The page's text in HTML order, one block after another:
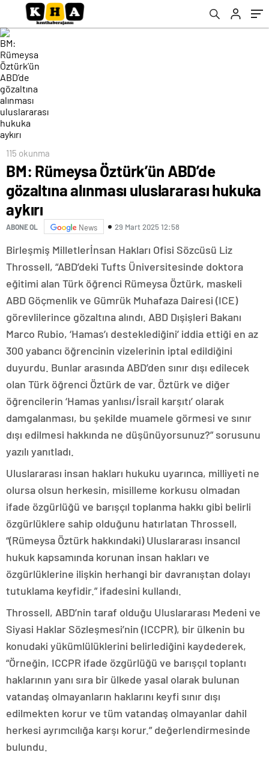
115 okunma
BM: Rümeysa Öztürk’ün ABD’de
gözaltına alınması uluslararası hukuka
aykırı
ABONE OL News 29 Mart 2025 12:58
Birleşmiş Milletlerİnsan Hakları Ofisi Sözcüsü Liz
Throssell, “ABD’deki Tufts Üniversitesinde doktora
eğitimi alan Türk öğrenci Rümeysa Öztürk, maskeli
ABD Göçmenlik ve Gümrük Muhafaza Dairesi (ICE)
görevlilerince gözaltına alındı. ABD Dışişleri Bakanı
Marco Rubio, ‘Hamas’ı desteklediğini’ iddia ettiği en az
300 yabancı öğrencinin vizelerinin iptal edildiğini
duyurdu. Bunlar arasında ABD’den sınır dışı edilecek
olan Türk öğrenci Öztürk de var. Öztürk ve diğer
öğrencilerin ‘Hamas yanlısı/İsrail karşıtı’ olarak
damgalanması, bu şekilde muamele görmesi ve sınır
dışı edilmesi hakkında ne düşünüyorsunuz?” sorusunu
yazılı yanıtladı.
Uluslararası insan hakları hukuku uyarınca, milliyeti ne
olursa olsun herkesin, misilleme korkusu olmadan
ifade özgürlüğü ve barışçıl toplanma hakkı gibi belirli
özgürlüklere sahip olduğunu hatırlatan Throssell,
“(Rümeysa Öztürk hakkındaki) Uluslararası insancıl
hukuk kapsamında korunan insan hakları ve
özgürlüklerine ilişkin herhangi bir davranıştan dolayı
tutuklama keyfidir.” ifadesini kullandı.
Throssell, ABD’nin taraf olduğu Uluslararası Medeni ve
Siyasi Haklar Sözleşmesi’nin (ICCPR), bir ülkenin bu
konudaki yükümlülüklerini belirlediğini kaydederek,
“Örneğin, ICCPR ifade özgürlüğü ve barışçıl toplantı
haklarının yanı sıra bir ülkede yasal olarak bulunan
vatandaş olmayanların haklarını keyfi sınır dışı
edilmekten korur ve tüm vatandaş olmayanlar dahil
herkesi ayrımcılığa karşı korur.” değerlendirmesinde
bulundu.